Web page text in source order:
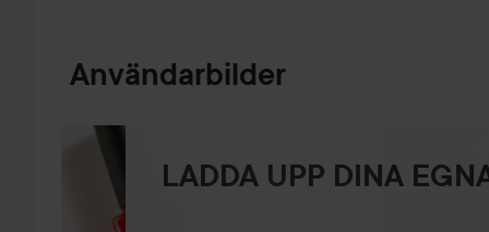
Användarbilder
LADDA UPP DINA